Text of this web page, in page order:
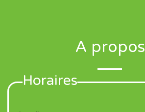
A propos
Horaires